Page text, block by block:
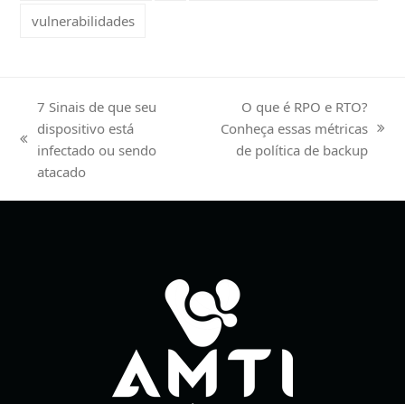
vulnerabilidades
previous
post:
7 Sinais de que seu
dispositivo está
infectado ou sendo
atacado
next
post:
O que é RPO e RTO?
Conheça essas métricas
de política de backup